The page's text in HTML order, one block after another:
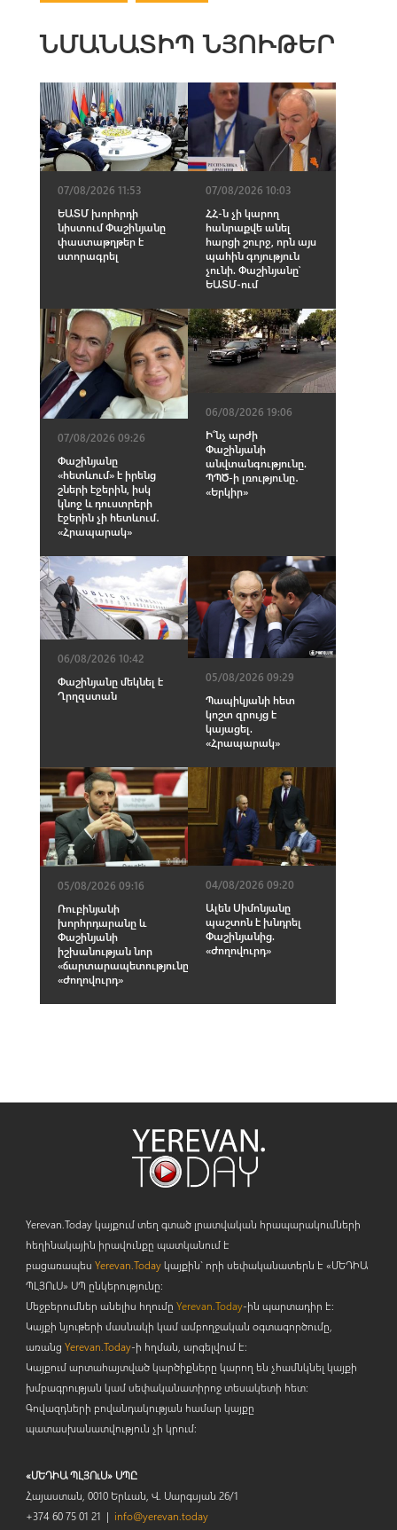
ՆՄԱՆԱՏԻՊ ՆՅՈՒԹԵՐ
07/08/2026 11:53
ԵԱՏՄ խորհրդի
նիստում Փաշինյանը
փաստաթղթեր է
ստորագրել
07/08/2026 10:03
ՀՀ-ն չի կարող
հանրաքվե անել
հարցի շուրջ, որն այս
պահին գոյություն
չունի. Փաշինյանը՝
ԵԱՏՄ-ում
07/08/2026 09:26
Փաշինյանը
«հետևում» է իրենց
շների էջերին, իսկ
կնոջ և դուստրերի
էջերին չի հետևում․
«Հրապարակ»
06/08/2026 19:06
Ի՞նչ արժի
Փաշինյանի
անվտանգությունը.
ՊՊԾ-ի լռությունը․
«Երկիր»
06/08/2026 10:42
Փաշինյանը մեկնել է
Ղրղզստան
05/08/2026 09:29
Պապիկյանի հետ
կոշտ զրույց է
կայացել.
«Հրապարակ»
05/08/2026 09:16
Ռուբինյանի
խորհրդարանը և
Փաշինյանի
իշխանության նոր
«ճարտարապետությունը».
«Ժողովուրդ»
04/08/2026 09:20
Ալեն Սիմոնյանը
պաշտոն է խնդրել
Փաշինյանից.
«Ժողովուրդ»
Yerevan.Today կայքում տեղ գտած լրատվական հրապարակումների
հեղինակային իրավունքը պատկանում է
բացառապես Yerevan.Todayկայքին` որի սեփականատերն է «ՄԵԴԻԱ
ՊԼՅՈւՍ» ՍՊ ընկերությունը։
Մեջբերումներ անելիս հղումը Yerevan.Today-ին պարտադիր է:
Կայքի նյութերի մասնակի կամ ամբողջական օգտագործումը,
առանց Yerevan.Today-ի հղման, արգելվում է:
Կայքում արտահայտված կարծիքները կարող են չհամնկնել կայքի
խմբագրության կամ սեփականատիրոջ տեսակետի հետ:
Գովազդների բովանդակության համար կայքը
պատասխանատվություն չի կրում:
«ՄԵԴԻԱ ՊԼՅՈւՍ» ՍՊԸ
Հայաստան, 0010 Երևան, Վ. Սարգսյան 26/1
+374 60 75 01 21 | info@yerevan.today